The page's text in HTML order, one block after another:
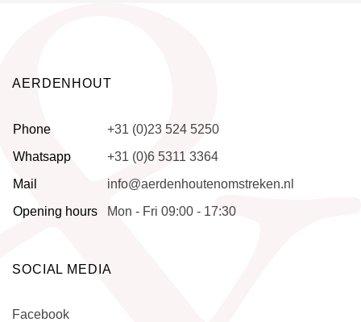
AERDENHOUT
Phone
+31 (0)23 524 5250
Whatsapp
+31 (0)6 5311 3364
Mail
info@aerdenhoutenomstreken.nl
Opening hours
Mon - Fri 09:00 - 17:30
SOCIAL MEDIA
Facebook